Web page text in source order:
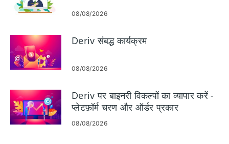
08/08/2026
Deriv संबद्ध कार्यक्रम
08/08/2026
Deriv पर बाइनरी विकल्पों का व्यापार करें -
प्लेटफ़ॉर्म चरण और ऑर्डर प्रकार
08/08/2026